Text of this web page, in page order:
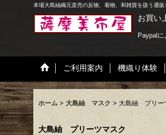
本場大島紬織元直売の反物、着物、和雑貨を扱う通販
お買い
Paypal
ご利用案内 機織り体験
ホーム > 大島紬 マスク > 大島紬 プリー
大島紬 プリーツマスク